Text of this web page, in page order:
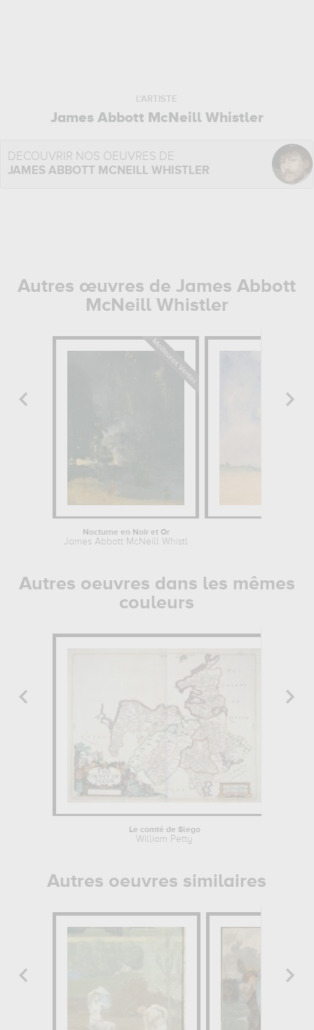
L'ARTISTE
James Abbott McNeill Whistler
DÉCOUVRIR NOS OEUVRES DE
JAMES ABBOTT MCNEILL WHISTLER
Autres œuvres de James Abbott
McNeill Whistler
Nocturne en Noir et Or
James Abbott McNeill Whistler
Autres oeuvres dans les mêmes
couleurs
Le comté de Slego
William Petty
Autres oeuvres similaires